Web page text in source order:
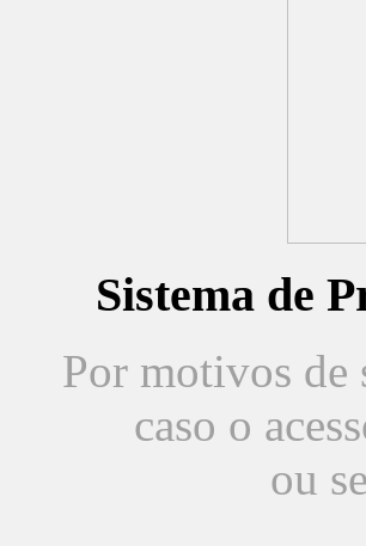
Sistema de
Por motivos de
caso o
ou